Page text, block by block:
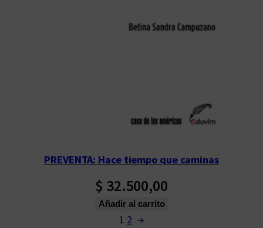
PREVENTA: Hace tiempo que caminas
$ 32.500,00
Añadir al carrito
1 2 →